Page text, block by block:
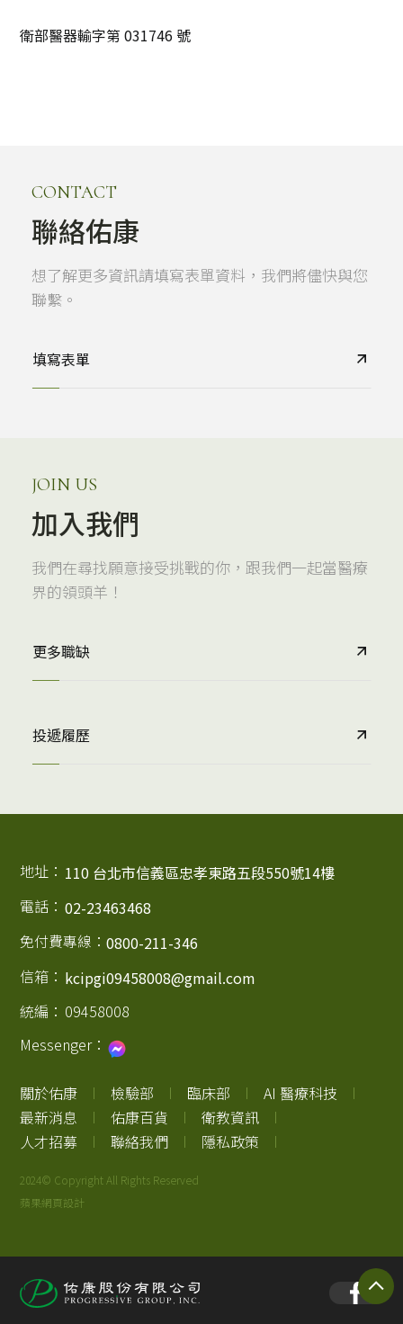
衛部醫器輸字第 031746 號
CONTACT
聯絡佑康
想了解更多資訊請填寫表單資料，我們將儘快與您
聯繫。
填寫表單
JOIN US
加入我們
我們在尋找願意接受挑戰的你，跟我們一起當醫療
界的領頭羊！
更多職缺
投遞履歷
地址： 110 台北市信義區忠孝東路五段550號14樓
電話： 02-23463468
免付費專線：0800-211-346
信箱： kcipgi09458008@gmail.com
統編： 09458008
Messenger：
關於佑康 檢驗部 臨床部
AI 醫療科技
最新消息
佑康百貨
衛教資訊
人才招募
聯絡我們 隱私政策
2024© Copyright All Rights Reserved
蘋果網頁設計